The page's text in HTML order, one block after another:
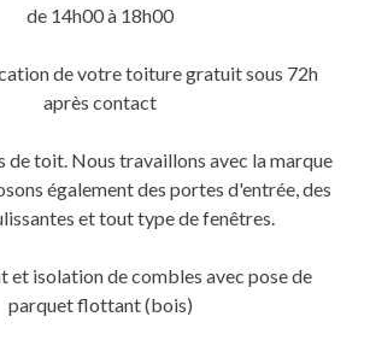
de 14h00 à 18h00
de votre toiture gratuit sous 72h
après contact
de toit. Nous travaillons avec la marque
également des portes d'entrée, des
et tout type de fenêtres.
et isolation de combles avec pose de
parquet flottant (bois)